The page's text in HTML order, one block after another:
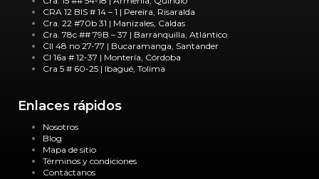
CRA 12 BIS # 14 – 1 | Pereira, Risaralda
Cra. 22 #70b 31 | Manizales, Caldas
Cra. 78c ## 79B – 37 | Barranquilla, Atlántico
Cll 48 no 27-77 | Bucaramanga, Santander
Cl 16a # 12-37 | Montería, Córdoba
Cra 5 # 60-25 | Ibagué, Tolima
Enlaces rápidos
Nosotros
Blog
Mapa de sitio
Términos y condiciones
Contáctanos